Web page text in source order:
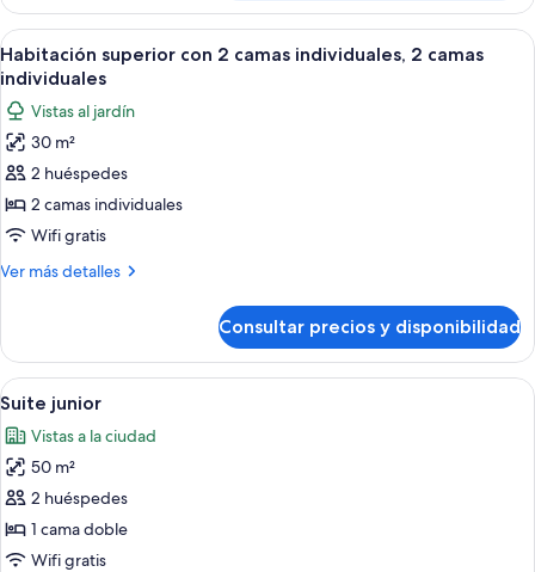
niño)
Estándar
(2
adultos
y
niño)
Abrir
todas
las
fotos
de
Habitación
superior
con
2
2
camas
individuales
Habitación de hotel con dos camas,
4
Habitación superior con 2 camas individuales, 2 camas
individuales
Vistas al jardín
30 m²
2 huéspedes
2 camas individuales
Wifi gratis
Ver más detalles
Más
superior
con
2
individuales,
2
camas
individuales
Consultar precios y disponibilidad
Abrir
todas
las
fotos
de
Suite
junior
Un dormitorio con dos camas, vigas
5
Suite junior
Vistas a la ciudad
50 m²
2 huéspedes
1 cama doble
Wifi gratis